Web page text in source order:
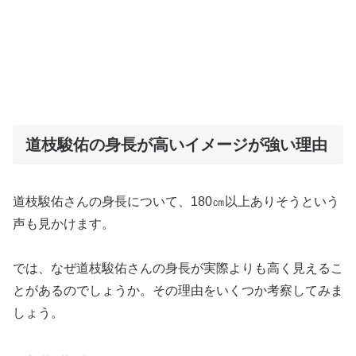
道枝駿佑の身長が高いイメージが強い理由
道枝駿佑さんの身長について、180㎝以上ありそうという
声も見かけます。
では、なぜ道枝駿佑さんの身長が実際よりも高く見えるこ
とがあるのでしょうか。その理由をいくつか考察してみま
しょう。